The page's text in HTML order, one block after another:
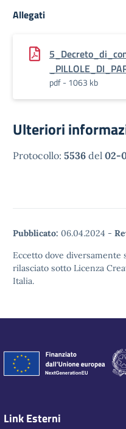
Allegati
pdf - 1063 kb
Ulteriori
Protocollo: 5536 del 02-
Pubblicato: 06.04.2024 -
Eccetto dove diversamente
rilasciato sotto Licenza
Italia.
Link Esterni